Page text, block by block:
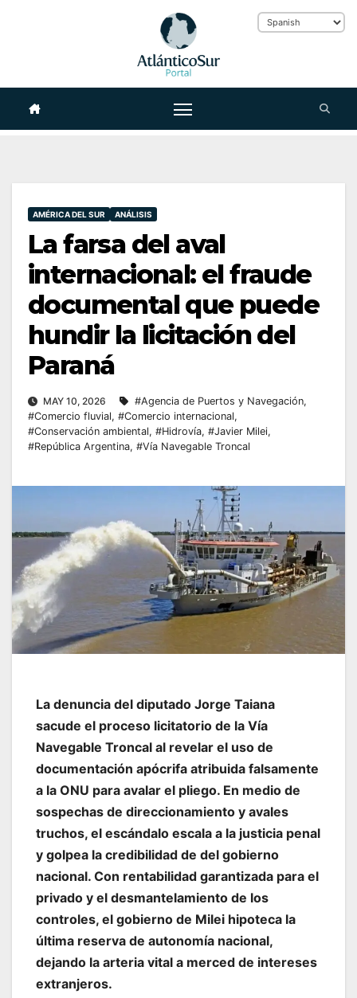
AMÉRICA DEL SUR ANÁLISIS
La farsa del aval
internacional: el fraude
documental que puede
hundir la licitación del
Paraná
MAY 10, 2026 #Agencia de Puertos y Navegación,
#Comercio fluvial, #Comercio internacional,
#Conservación ambiental, #Hidrovía, #Javier Milei,
#República Argentina, #Vía Navegable Troncal
La denuncia del diputado Jorge Taiana
sacude el proceso licitatorio de la Vía
Navegable Troncal al revelar el uso de
documentación apócrifa atribuida falsamente
a la ONU para avalar el pliego. En medio de
sospechas de direccionamiento y avales
truchos, el escándalo escala a la justicia penal
y golpea la credibilidad de del gobierno
nacional. Con rentabilidad garantizada para el
privado y el desmantelamiento de los
controles, el gobierno de Milei hipoteca la
última reserva de autonomía nacional,
dejando la arteria vital a merced de intereses
extranjeros.